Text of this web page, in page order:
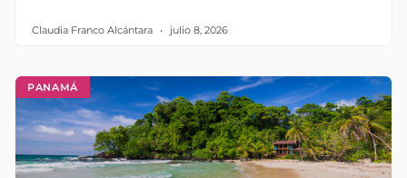
Claudia Franco Alcántara julio 8, 2026
PANAMÁ